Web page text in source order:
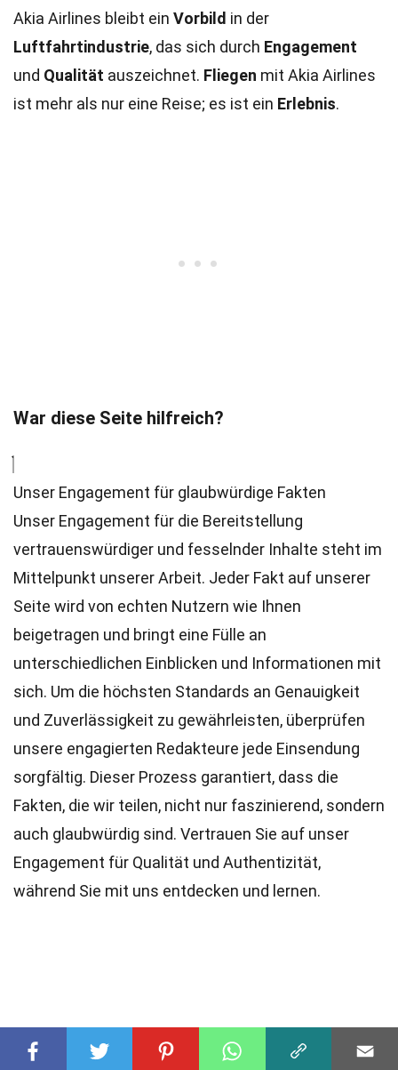
Akia Airlines bleibt ein Vorbild in der
Luftfahrtindustrie, das sich durch Engagement
und Qualität auszeichnet. Fliegen mit Akia Airlines
ist mehr als nur eine Reise; es ist ein Erlebnis.
War diese Seite hilfreich?
Unser Engagement für glaubwürdige Fakten
Unser Engagement für die Bereitstellung
vertrauenswürdiger und fesselnder Inhalte steht im
Mittelpunkt unserer Arbeit. Jeder Fakt auf unserer
Seite wird von echten Nutzern wie Ihnen
beigetragen und bringt eine Fülle an
unterschiedlichen Einblicken und Informationen mit
sich. Um die höchsten Standards an Genauigkeit
und Zuverlässigkeit zu gewährleisten, überprüfen
unsere engagierten Redakteure jede Einsendung
sorgfältig. Dieser Prozess garantiert, dass die
Fakten, die wir teilen, nicht nur faszinierend, sondern
auch glaubwürdig sind. Vertrauen Sie auf unser
Engagement für Qualität und Authentizität,
während Sie mit uns entdecken und lernen.